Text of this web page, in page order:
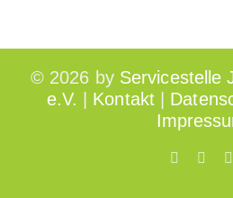
© 2026 by Servicestelle
e.V.
Kontakt|
Facebook